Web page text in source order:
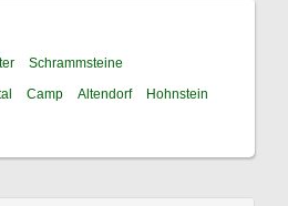
Schrammsteine
Camp Altendorf
Hohnstein